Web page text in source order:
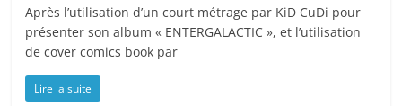
Après l’utilisation d’un court métrage par KiD CuDi pour
présenter son album « ENTERGALACTIC », et l’utilisation
de cover comics book par
Lire la suite